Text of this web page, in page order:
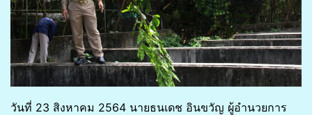
วันที่ 23 สิงหาคม 2564 นายธนเดช อินขวัญ ผู้อำนวยการ